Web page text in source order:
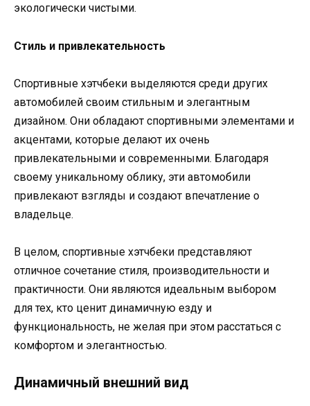
экологически чистыми.
Стиль и привлекательность
Спортивные хэтчбеки выделяются среди других
автомобилей своим стильным и элегантным
дизайном. Они обладают спортивными элементами и
акцентами, которые делают их очень
привлекательными и современными. Благодаря
своему уникальному облику, эти автомобили
привлекают взгляды и создают впечатление о
владельце.
В целом, спортивные хэтчбеки представляют
отличное сочетание стиля, производительности и
практичности. Они являются идеальным выбором
для тех, кто ценит динамичную езду и
функциональность, не желая при этом расстаться с
комфортом и элегантностью.
Динамичный внешний вид